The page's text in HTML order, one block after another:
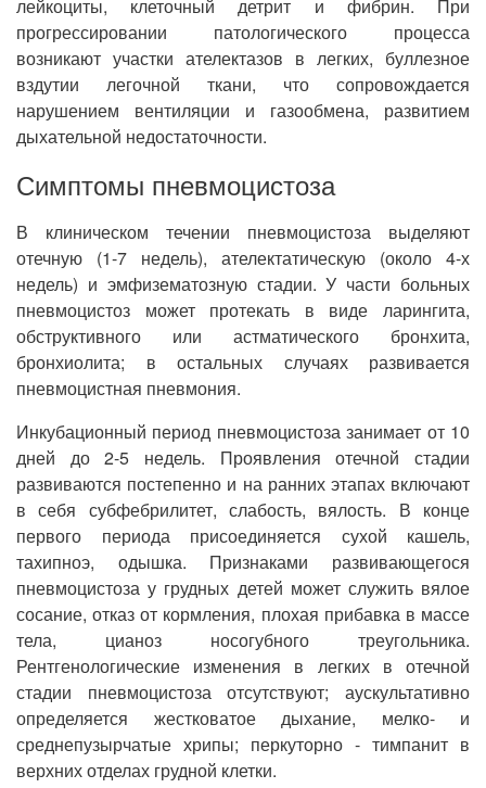
лейкоциты, клеточный детрит и фибрин. При
прогрессировании патологического процесса
возникают участки ателектазов в легких, буллезное
вздутии легочной ткани, что сопровождается
нарушением вентиляции и газообмена, развитием
дыхательной недостаточности.
Симптомы пневмоцистоза
В клиническом течении пневмоцистоза выделяют
отечную (1-7 недель), ателектатическую (около 4-х
недель) и эмфизематозную стадии. У части больных
пневмоцистоз может протекать в виде ларингита,
обструктивного или астматического бронхита,
бронхиолита; в остальных случаях развивается
пневмоцистная пневмония.
Инкубационный период пневмоцистоза занимает от 10
дней до 2-5 недель. Проявления отечной стадии
развиваются постепенно и на ранних этапах включают
в себя субфебрилитет, слабость, вялость. В конце
первого периода присоединяется сухой кашель,
тахипноэ, одышка. Признаками развивающегося
пневмоцистоза у грудных детей может служить вялое
сосание, отказ от кормления, плохая прибавка в массе
тела, цианоз носогубного треугольника.
Рентгенологические изменения в легких в отечной
стадии пневмоцистоза отсутствуют; аускультативно
определяется жестковатое дыхание, мелко- и
среднепузырчатые хрипы; перкуторно - тимпанит в
верхних отделах грудной клетки.